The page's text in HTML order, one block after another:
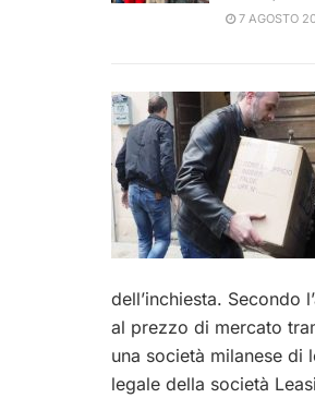
7 AGOSTO
dell’inchiesta. Secondo
al prezzo di mercato
una società milanese di
legale della società